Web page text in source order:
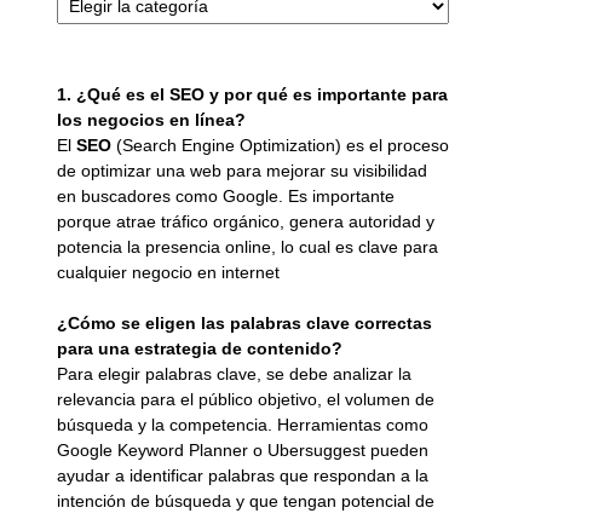
1. ¿Qué es el SEO y por qué es importante para
los negocios en línea?
El SEO (Search Engine Optimization) es el proceso
de optimizar una web para mejorar su visibilidad
en buscadores como Google. Es importante
porque atrae tráfico orgánico, genera autoridad y
potencia la presencia online, lo cual es clave para
cualquier negocio en internet
¿Cómo se eligen las palabras clave correctas
para una estrategia de contenido?
Para elegir palabras clave, se debe analizar la
relevancia para el público objetivo, el volumen de
búsqueda y la competencia. Herramientas como
Google Keyword Planner o Ubersuggest pueden
ayudar a identificar palabras que respondan a la
intención de búsqueda y que tengan potencial de